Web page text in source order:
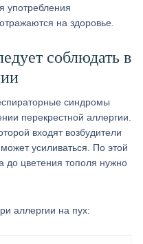
употребления
на здоровье.
соблюдать в
синдромы
перекрестной аллергии.
входят возбудители
усиливаться. По этой
до цветения тополя нужно
аллергии на пух: